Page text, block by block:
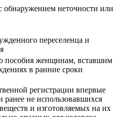
обнаружением неточности или
переселенца и
пособия женщинам, вставшим
в ранние сроки
регистрации впервые
ранее не использовавшихся
и изготовляемых на их